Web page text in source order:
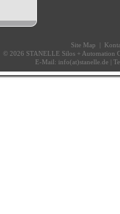
Site Map |
© 2026 STANELLE Silos + Automation
E-Mail: info(at)stanelle.de|